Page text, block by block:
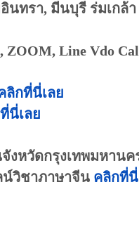
นทรา, มีนบุรี ร่มเกล้
Line Vdo
ลิกที่นี่เลย
นี่เลย
งหวัดกรุงเทพมหานค
น์วิชาภาษาจีน คลิกที่นี่